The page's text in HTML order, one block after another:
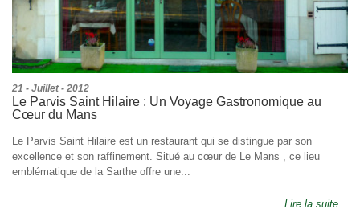
21 - Juillet - 2012
Le Parvis Saint Hilaire : Un Voyage Gastronomique au
Cœur du Mans
Le Parvis Saint Hilaire est un restaurant qui se distingue par son
excellence et son raffinement. Situé au cœur de Le Mans , ce lieu
emblématique de la Sarthe offre une...
Lire la suite...